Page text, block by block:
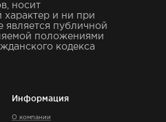
носит
и ни при
является публичной
положениями
кодекса
Информация
О компании